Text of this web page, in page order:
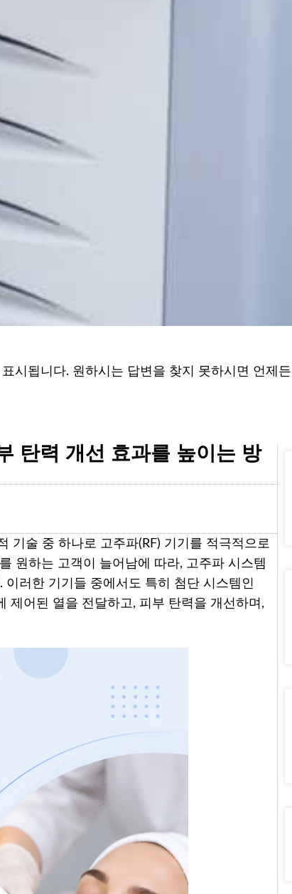
시됩니다. 원하시는 답변을 찾지 못하시면 언제
탄력 개선 효과를 높이는 방
기술 중 하나로 고주파(RF) 기기를 적극적으로
원하는 고객이 늘어남에 따라, 고주파 시스템
러한 기기들 중에서도 특히 첨단 시스템인
제어된 열을 전달하고, 피부 탄력을 개선하며,